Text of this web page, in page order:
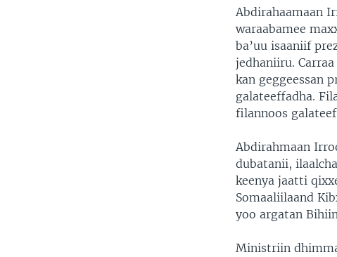
Abdirahaamaan
waraabamee
ba’uu isaaniif
jedhaniiru.
kan geggeessan
galateeffadha.
filannoos
Abdirahmaan
dubatanii,
keenya jaatti
Somaaliilaand
yoo argatan
Ministriin